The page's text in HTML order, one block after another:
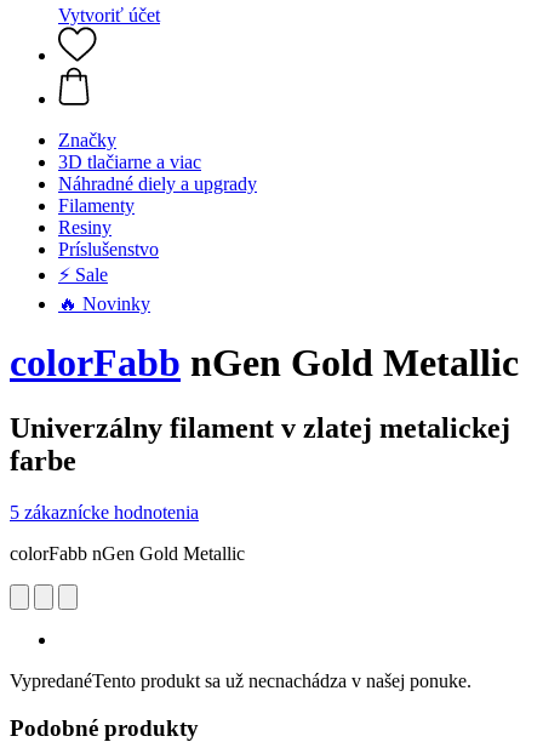
Vytvoriť účet
Značky
3D tlačiarne a viac
Náhradné diely a upgrady
Filamenty
Resiny
Príslušenstvo
⚡ Sale
🔥 Novinky
colorFabb nGen Gold Metallic
Univerzálny filament v zlatej metalickej
farbe
5 zákaznícke hodnotenia
colorFabb nGen Gold Metallic
VypredanéTento produkt sa už necnachádza v našej ponuke.
Podobné produkty